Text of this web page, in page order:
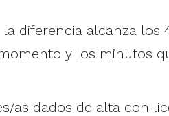
diferencia alcanza los
y los minutos
as dados de alta con